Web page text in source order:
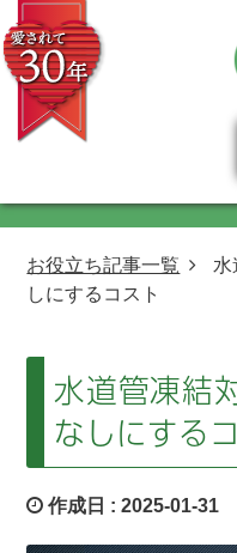
お役立ち記事一覧
水
しにするコスト
水道管凍結
なしにする
作成日 :2025-01-31